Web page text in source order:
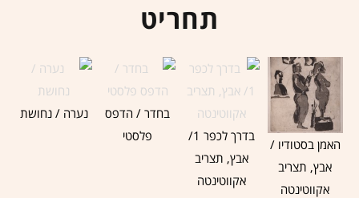
תחריט
האמן בסטודיו /
אבץ, תצריב
אקווטינטה
בדרך לכפר 1/
אבץ, תצריב
אקווטינטה
בחדר / הדפס
פלסטי
נערה / נחושת